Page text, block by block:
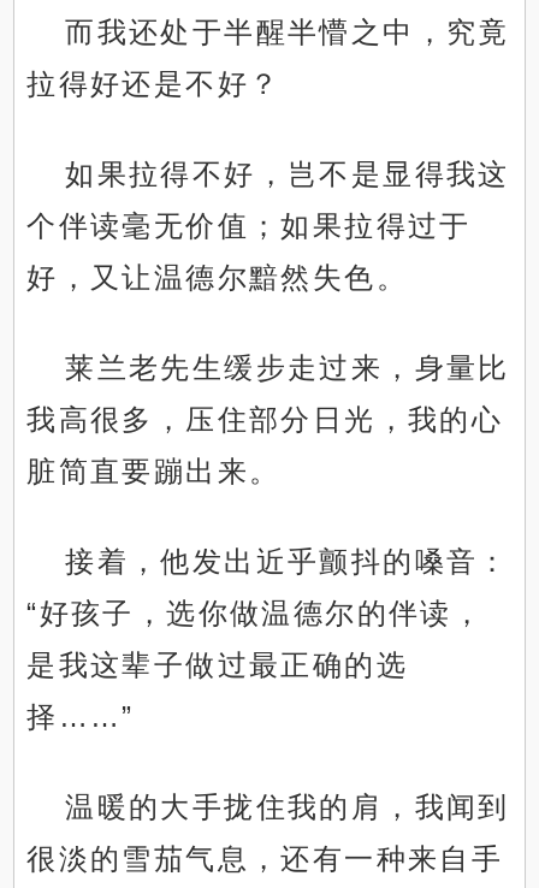
而我还处于半醒半懵之中，究竟
拉得好还是不好？
如果拉得不好，岂不是显得我这
个伴读毫无价值；如果拉得过于
好，又让温德尔黯然失色。
莱兰老先生缓步走过来，身量比
我高很多，压住部分日光，我的心
脏简直要蹦出来。
接着，他发出近乎颤抖的嗓音：
“好孩子，选你做温德尔的伴读，
是我这辈子做过最正确的选
择……”
温暖的大手拢住我的肩，我闻到
很淡的雪茄气息，还有一种来自手